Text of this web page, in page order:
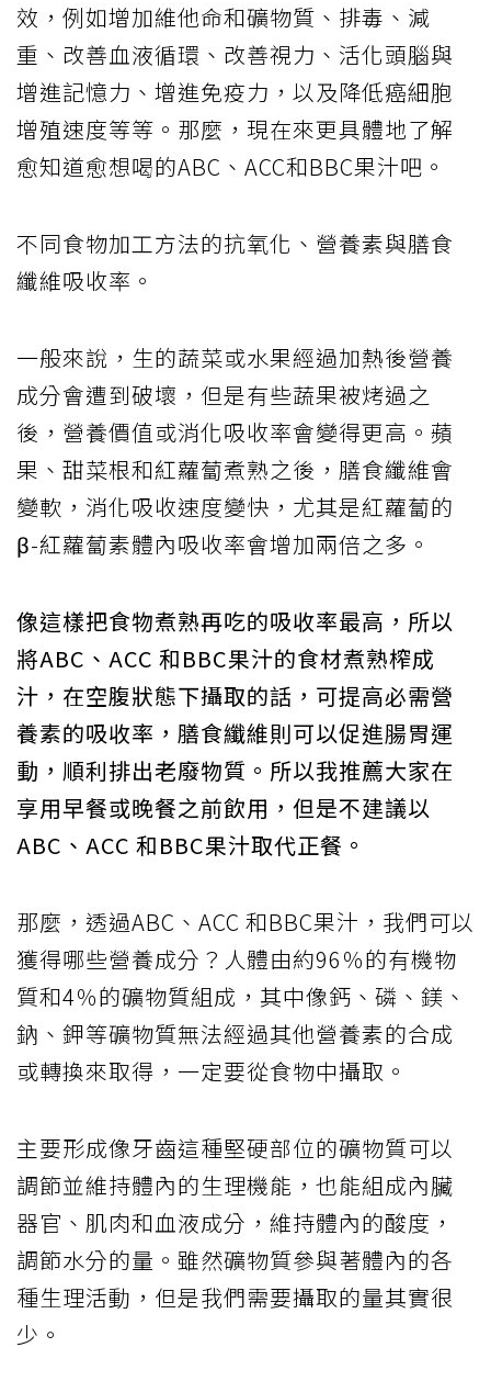
效，例如增加維他命和礦物質、排毒、減
重、改善血液循環、改善視力、活化頭腦與
增進記憶力、增進免疫力，以及降低癌細胞
增殖速度等等。那麼，現在來更具體地了解
愈知道愈想喝的ABC、ACC和BBC果汁吧。
不同食物加工方法的抗氧化、營養素與膳食
纖維吸收率。
一般來說，生的蔬菜或水果經過加熱後營養
成分會遭到破壞，但是有些蔬果被烤過之
後，營養價值或消化吸收率會變得更高。蘋
果、甜菜根和紅蘿蔔煮熟之後，膳食纖維會
變軟，消化吸收速度變快，尤其是紅蘿蔔的
β-紅蘿蔔素體內吸收率會增加兩倍之多。
像這樣把食物煮熟再吃的吸收率最高，所以
將ABC、ACC 和BBC果汁的食材煮熟榨成
汁，在空腹狀態下攝取的話，可提高必需營
養素的吸收率，膳食纖維則可以促進腸胃運
動，順利排出老廢物質。所以我推薦大家在
享用早餐或晚餐之前飲用，但是不建議以
ABC、ACC 和BBC果汁取代正餐。
那麼，透過ABC、ACC 和BBC果汁，我們可以
獲得哪些營養成分？人體由約96％的有機物
質和4％的礦物質組成，其中像鈣、磷、鎂、
鈉、鉀等礦物質無法經過其他營養素的合成
或轉換來取得，一定要從食物中攝取。
主要形成像牙齒這種堅硬部位的礦物質可以
調節並維持體內的生理機能，也能組成內臟
器官、肌肉和血液成分，維持體內的酸度，
調節水分的量。雖然礦物質參與著體內的各
種生理活動，但是我們需要攝取的量其實很
少。